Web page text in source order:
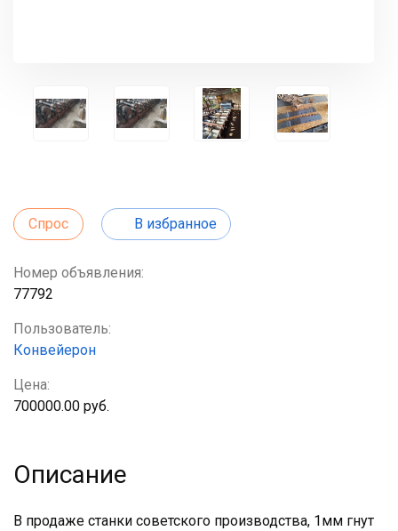
Спрос В избранное
Номер объявления:
77792
Пользователь:
Конвейерон
Цена:
700000.00 руб.
Описание
В продаже станки советского производства, 1мм гнут